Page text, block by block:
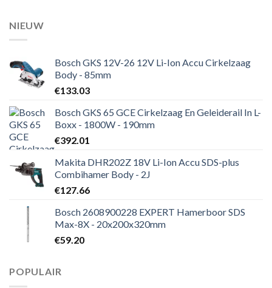
NIEUW
Bosch GKS 12V-26 12V Li-Ion Accu Cirkelzaag
Body - 85mm
€133.03
Bosch GKS 65 GCE Cirkelzaag En Geleiderail In L-
Boxx - 1800W - 190mm
€392.01
Makita DHR202Z 18V Li-Ion Accu SDS-plus
Combihamer Body - 2J
€127.66
Bosch 2608900228 EXPERT Hamerboor SDS
Max-8X - 20x200x320mm
€59.20
POPULAIR